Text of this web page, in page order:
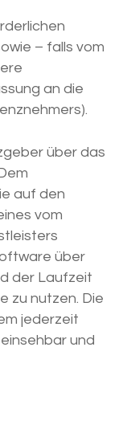
– falls vom
an die
über das
auf den
vom
über
der Laufzeit
zu nutzen. Die
jederzeit
und